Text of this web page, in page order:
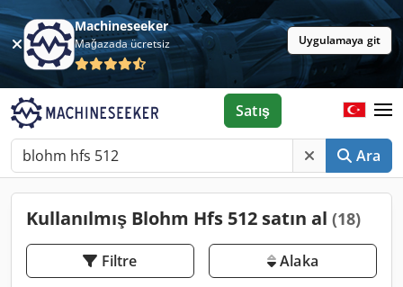
Machineseeker
Mağazada ücretsiz Uygulamaya git
Ara
Satış
Kullanılmış Blohm Hfs 512 satın al (18)
Filtre Alaka